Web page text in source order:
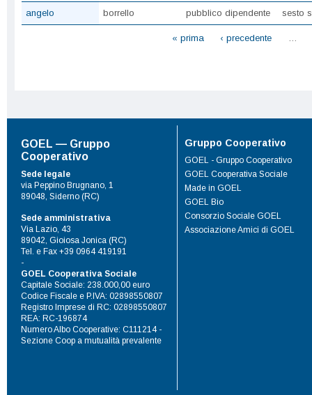
angelo borrello pubblico dipendente sesto
« prima ‹ precedente
GOEL — Gruppo
Cooperativo
Sede legale
via Peppino Brugnano, 1
89048, Siderno (RC)
Sede amministrativa
Via Lazio, 43
89042, Gioiosa Jonica (RC)
Tel. e Fax +39 0964 419191
-
GOEL Cooperativa Sociale
Capitale Sociale: 238.000,00 euro
Codice Fiscale e P.IVA: 02898550807
Registro Imprese di RC: 02898550807
REA: RC-196874
Numero Albo Cooperative: C111214 -
Sezione Coop a mutualità prevalente
Gruppo Cooperativo
GOEL - Gruppo Cooperativo
GOEL Cooperativa Sociale
Made in GOEL
GOEL Bio
Consorzio Sociale GOEL
Associazione Amici di GOEL